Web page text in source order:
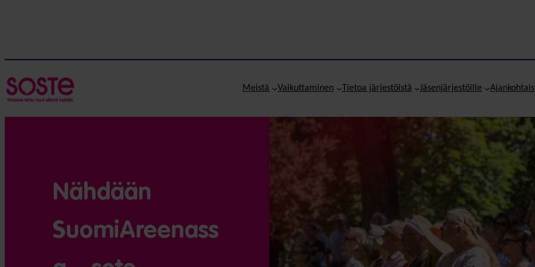
Meistä Vaikuttaminen Tietoa järjestöistä Jäsenjärjestöille
Nähdään
SuomiAreenass